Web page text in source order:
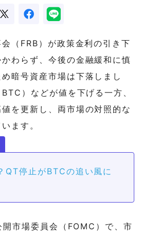
（FRB）が政策金利の引き下
わらず、今後の金融緩和に慎
暗号資産市場は下落しまし
）などが値を下げる一方、
を更新し、両市場の対照的な
ます。
QT停止がBTCの追い風に
市場委員会（FOMC）で、市